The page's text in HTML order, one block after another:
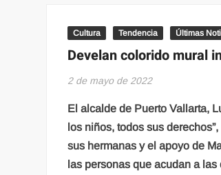
Cultura Tendencia Últimas
Develan colorido mural
2 de mayo de 2022
El alcalde de Puerto Vallarta,
los niños, todos sus
sus hermanas y el apoyo de
las personas que acudan a